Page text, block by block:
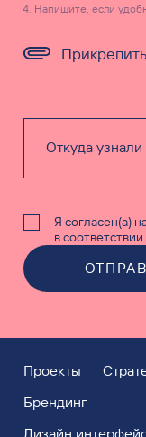
Напишите, если
Я согласен(а)
в соответствии
Проекты
Брендинг